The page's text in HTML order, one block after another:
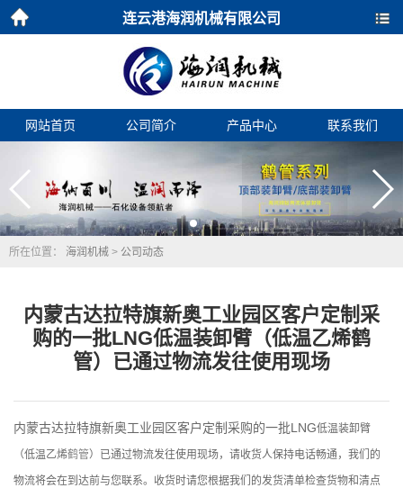
连云港海润机械有限公司
网站首页 公司简介 产品中心 联系我们
所在位置： 海润机械 > 公司动态
内蒙古达拉特旗新奥工业园区客户定制采
购的一批LNG低温装卸臂（低温乙烯鹤
管）已通过物流发往使用现场
内蒙古达拉特旗新奥工业园区客户定制采购的一批LNG低温装卸臂
（低温乙烯鹤管） 已通过物流发往使用现场，请收货人保持电话畅通，我们的
物流将会在到达前与您联系。收货时请您根据我们的发货清单检查货物和清点